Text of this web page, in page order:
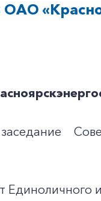
ОАО
Единоличного